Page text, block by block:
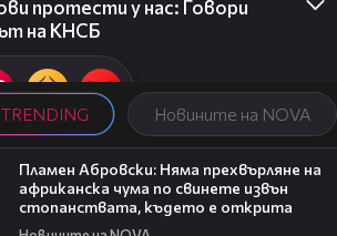
TRENDING Новините на NOVA
протести у нас: Говори
на КНСБ
Пламен Абровски: Няма прехвърляне на
африканска чума по свинете извън
стопанствата, където е открита